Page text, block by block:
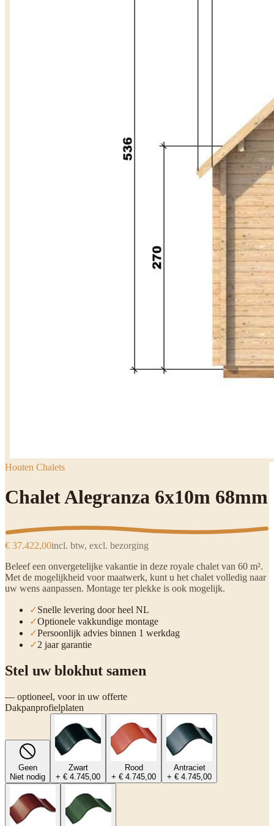
Houten Chalets
Chalet Alegranza 6x10m 68mm
€ 37.422,00incl. btw, excl. bezorging
Beleef een onvergetelijke vakantie in deze royale chalet van 60 m².
Met de mogelijkheid voor maatwerk, kunt u het chalet volledig naar
uw wens aanpassen. Montage ter plekke is ook mogelijk.
✓Snelle levering door heel NL
✓Optionele vakkundige montage
✓Persoonlijk advies binnen 1 werkdag
✓2 jaar garantie
Stel uw blokhut samen
— optioneel, voor in uw offerte
Dakpanprofielplaten
Geen
Niet nodig
Zwart
+ € 4.745,00
Rood
+ € 4.745,00
Antraciet
+ € 4.745,00